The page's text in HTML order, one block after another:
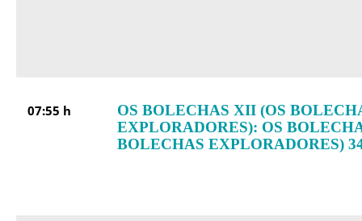
07:55 h
OS BOLECHAS XII (OS
EXPLORADORES): OS
BOLECHAS EXPLORADORES)